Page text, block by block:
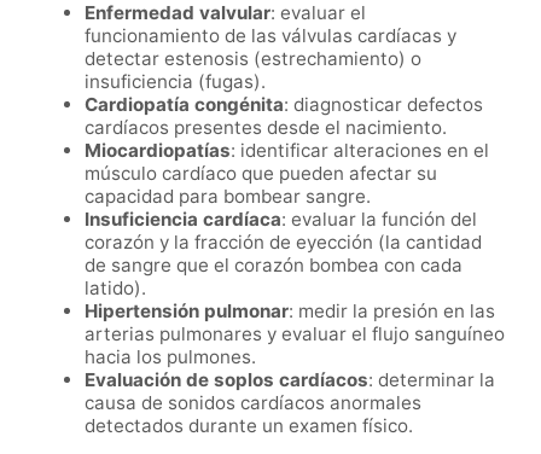
Enfermedad valvular: evaluar el
funcionamiento de las válvulas cardíacas y
detectar estenosis (estrechamiento) o
insuficiencia (fugas).
Cardiopatía congénita: diagnosticar defectos
cardíacos presentes desde el nacimiento.
Miocardiopatías: identificar alteraciones en el
músculo cardíaco que pueden afectar su
capacidad para bombear sangre.
Insuficiencia cardíaca: evaluar la función del
corazón y la fracción de eyección (la cantidad
de sangre que el corazón bombea con cada
latido).
Hipertensión pulmonar: medir la presión en las
arterias pulmonares y evaluar el flujo sanguíneo
hacia los pulmones.
Evaluación de soplos cardíacos: determinar la
causa de sonidos cardíacos anormales
detectados durante un examen físico.